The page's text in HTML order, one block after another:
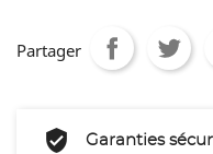
Partager
Garanties